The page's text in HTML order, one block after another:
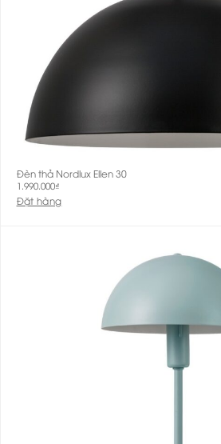
Đèn thả Nordlux Ellen 30
1.990.000₫
Đặt hàng